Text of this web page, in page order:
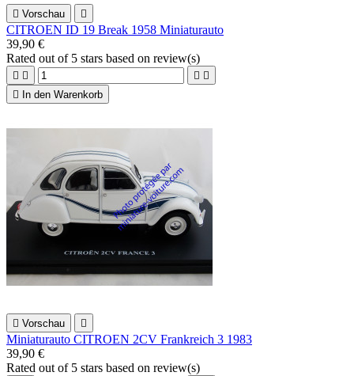
 Vorschau 
CITROEN ID 19 Break 1958 Miniaturauto
39,90 €
Rated out of 5 stars based on review(s)
   

In den Warenkorb
 Vorschau 
Miniaturauto CITROEN 2CV Frankreich 3 1983
39,90 €
Rated out of 5 stars based on review(s)